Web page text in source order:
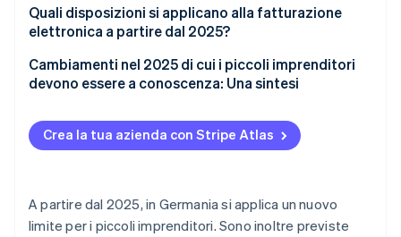
Quali disposizioni si applicano alla fatturazione
elettronica a partire dal 2025?
Cambiamenti nel 2025 di cui i piccoli imprenditori
devono essere a conoscenza: Una sintesi
Crea la tua azienda con Stripe Atlas
A partire dal 2025, in Germania si applica un nuovo
limite per i piccoli imprenditori. Sono inoltre previste